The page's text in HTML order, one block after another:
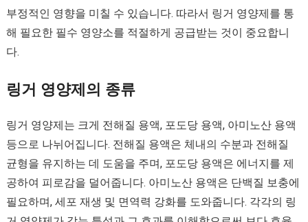
부정적인 영향을 미칠 수 있습니다. 따라서 링거 영양제를 통
해 필요한 필수 영양소를 적절하게 공급받는 것이 중요합니
다.
링거 영양제의 종류
링거 영양제는 크게 전해질 용액, 포도당 용액, 아미노산 용액
등으로 나뉘어집니다. 전해질 용액은 체내의 수분과 전해질
균형을 유지하는 데 도움을 주며, 포도당 용액은 에너지를 제
공하여 피로감을 덜어줍니다. 아미노산 용액은 단백질 보충에
필요하며, 세포 재생 및 면역력 강화를 도와줍니다. 각각의 링